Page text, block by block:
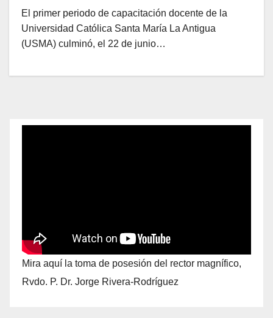
El primer periodo de capacitación docente de la
Universidad Católica Santa María La Antigua
(USMA) culminó, el 22 de junio…
Mira aquí la toma de posesión del rector magnífico,
Rvdo. P. Dr. Jorge Rivera-Rodríguez